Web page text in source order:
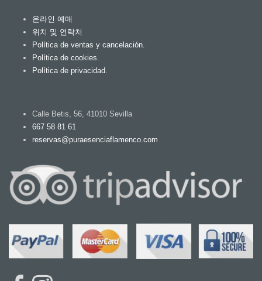
온라인 예매
위치 및 연락처
Política de ventas y cancelación.
Política de cookies.
Política de privacidad.
Calle Betis, 56, 41010 Sevilla
667 58 81 61
reservas@puraesenciaflamenco.com